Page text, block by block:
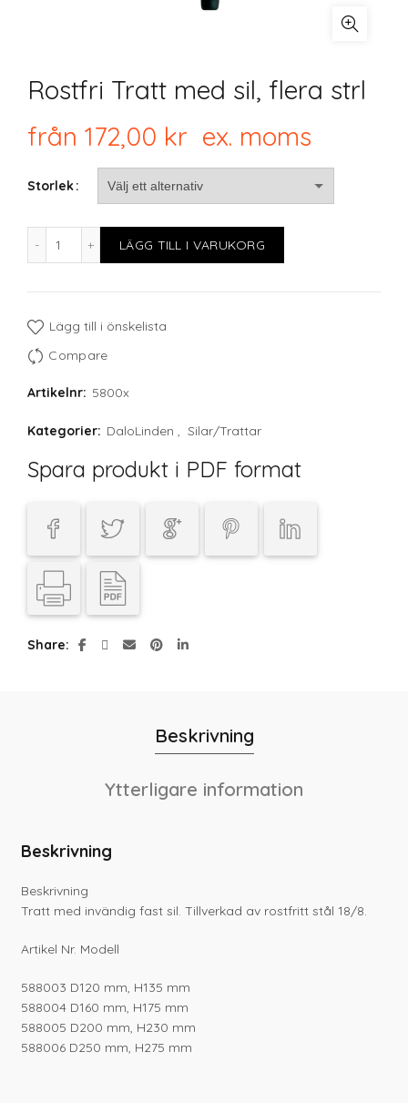
Rostfri Tratt med sil, flera strl
från 172,00 kr ex. moms
Storlek
Rostfri Tratt med sil, flera strl mängd
LÄGG TILL I VARUKORG
Lägg till i önskelista
Compare
Artikelnr: 5800x
Kategorier: DaloLinden , Silar/Trattar
Spara produkt i PDF format
Share
Beskrivning
Ytterligare information
Beskrivning
Beskrivning
Tratt med invändig fast sil. Tillverkad av rostfritt stål 18/8.
Artikel Nr. Modell
588003 D120 mm, H135 mm
588004 D160 mm, H175 mm
588005 D200 mm, H230 mm
588006 D250 mm, H275 mm